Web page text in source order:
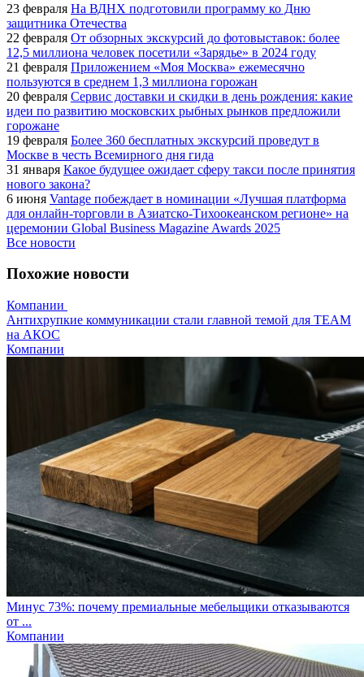
23 февраля На ВДНХ подготовили программу ко Дню
защитника Отечества
22 февраля От обзорных экскурсий до фотовыставок: более
12,5 миллиона человек посетили «Зарядье» в 2024 году
21 февраля Приложением «Моя Москва» ежемесячно
пользуются в среднем 1,3 миллиона горожан
20 февраля Сервис доставки и скидки в день рождения: какие
идеи по развитию московских рыбных рынков предложили
горожане
19 февраля Более 360 бесплатных экскурсий проведут в
Москве в честь Всемирного дня гида
31 января Какое будущее ожидает сферу такси после принятия
нового закона?
6 июня Vantage побеждает в номинации «Лучшая платформа
для онлайн-торговли в Азиатско-Тихоокеанском регионе» на
церемонии Global Business Magazine Awards 2025
Все новости
Похожие новости
Компании
Антихрупкие коммуникации стали главной темой для TEAM
на АКОС
Компании
Минус 73%: почему премиальные мебельщики отказываются
от ...
Компании